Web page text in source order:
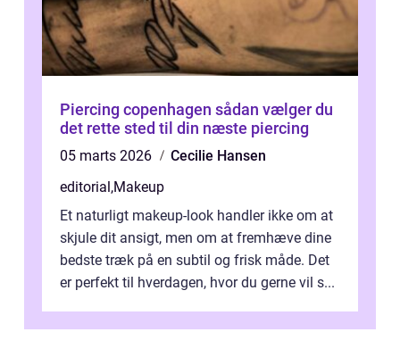
Piercing copenhagen sådan vælger du
det rette sted til din næste piercing
05 marts 2026
Cecilie Hansen
editorial,Makeup
Et naturligt makeup-look handler ikke om at
skjule dit ansigt, men om at fremhæve dine
bedste træk på en subtil og frisk måde. Det
er perfekt til hverdagen, hvor du gerne vil s...